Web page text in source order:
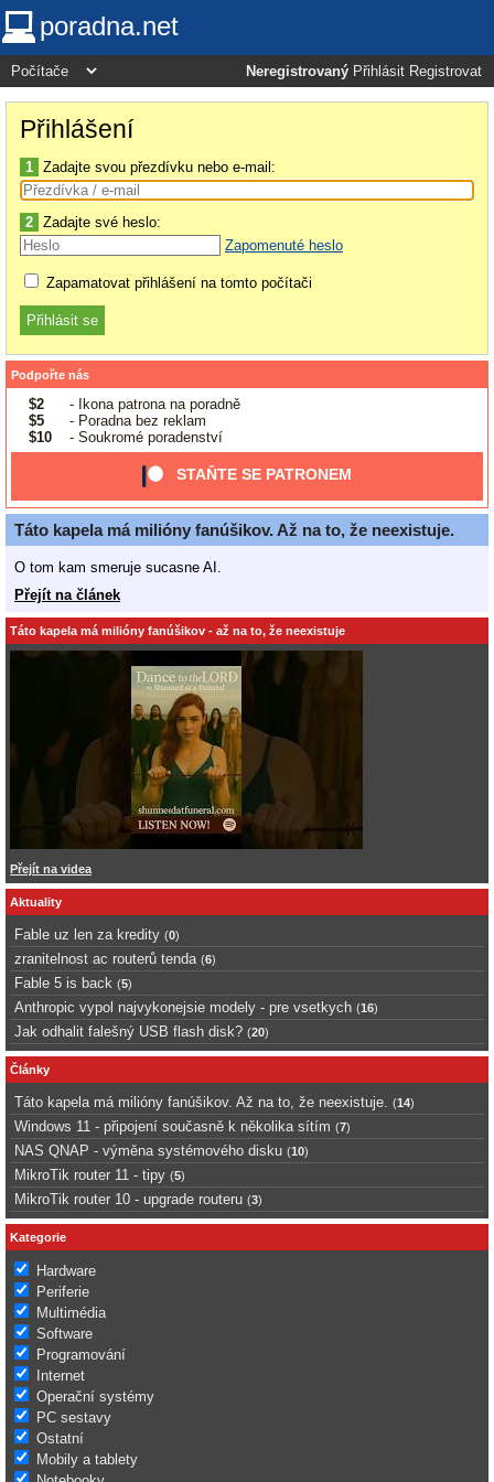
poradna.net
Neregistrovaný Přihlásit Registrovat
Přihlášení
1 Zadajte svou přezdívku nebo e-mail:
2 Zadajte své heslo:
Zapomenuté heslo
Zapamatovat přihlášení na tomto počítači
Podpořte nás
$2
- Ikona patrona na poradně
$5
- Poradna bez reklam
$10
- Soukromé poradenství
STAŇTE SE PATRONEM
Táto kapela má milióny fanúšikov. Až na to, že neexistuje.
O tom kam smeruje sucasne AI.
Přejít na článek
Táto kapela má milióny fanúšikov - až na to, že neexistuje
Přejít na videa
Aktuality
Fable uz len za kredity (0)
zranitelnost ac routerů tenda (6)
Fable 5 is back (5)
Anthropic vypol najvykonejsie modely - pre vsetkych (16)
Jak odhalit falešný USB flash disk? (20)
Články
Táto kapela má milióny fanúšikov. Až na to, že neexistuje. (14)
Windows 11 - připojení současně k několika sítím (7)
NAS QNAP - výměna systémového disku (10)
MikroTik router 11 - tipy (5)
MikroTik router 10 - upgrade routeru (3)
Kategorie
Hardware
Periferie
Multimédia
Software
Programování
Internet
Operační systémy
PC sestavy
Ostatní
Mobily a tablety